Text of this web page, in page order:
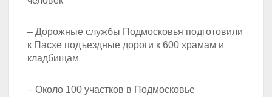
– Дорожные службы Подмосковья подготовили
к Пасхе подъездные дороги к 600 храмам и
кладбищам
– Около 100 участков в Подмосковье